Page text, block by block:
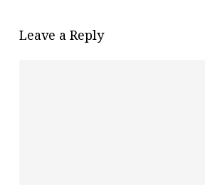
Leave a Reply